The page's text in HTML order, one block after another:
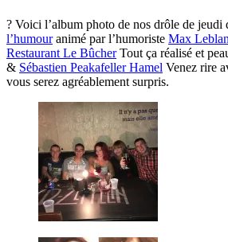
? Voici l’album photo de nos drôle de jeudi
l’humouranimé par l’humoriste Max
Restaurant Le BûcherTout ça réalisé et
& Sébastien Peakafeller Hamel Venez rire
vous serez agréablement surpris.